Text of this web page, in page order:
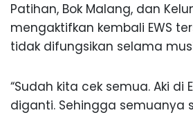
Patihan, Bok Malang, dan
mengaktifkan kembali EWS
tidak difungsikan selama
“Sudah kita cek semua. Aki di
diganti. Sehingga semuanya